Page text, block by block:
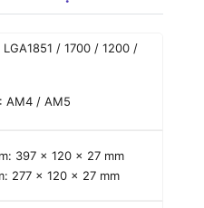
/ 1700 / 1200 /
AM4 / AM5
397 × 120 × 27 mm
277 × 120 × 27 mm